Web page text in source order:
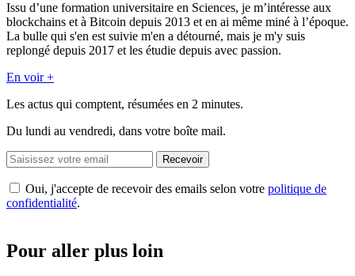
Issu d’une formation universitaire en Sciences, je m’intéresse aux
blockchains et à Bitcoin depuis 2013 et en ai même miné à l’époque.
La bulle qui s'en est suivie m'en a détourné, mais je m'y suis
replongé depuis 2017 et les étudie depuis avec passion.
En voir +
Les actus qui comptent, résumées en 2 minutes.
Du lundi au vendredi, dans votre boîte mail.
Recevoir
Oui, j'accepte de recevoir des emails selon votre politique de
confidentialité.
Pour aller plus loin